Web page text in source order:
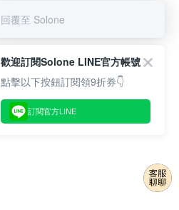
回覆至 Solone
歡迎訂閱Solone LINE官方帳號
點擊以下按鈕訂閱領9折券👇
訂閱官方LINE